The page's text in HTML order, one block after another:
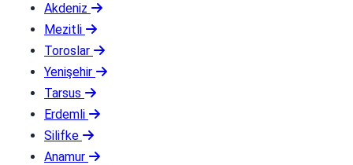
Akdeniz
Mezitli
Toroslar
Yenişehir
Tarsus
Erdemli
Silifke
Anamur